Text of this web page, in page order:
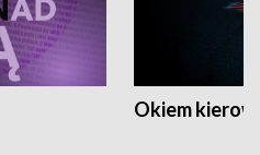
Okiem